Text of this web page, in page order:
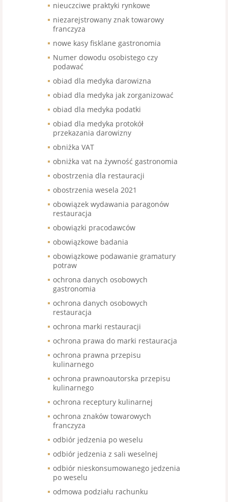
nieuczciwe praktyki rynkowe
niezarejstrowany znak towarowy
franczyza
nowe kasy fisklane gastronomia
Numer dowodu osobistego czy
podawać
obiad dla medyka darowizna
obiad dla medyka jak zorganizować
obiad dla medyka podatki
obiad dla medyka protokół
przekazania darowizny
obniżka VAT
obniżka vat na żywność gastronomia
obostrzenia dla restauracji
obostrzenia wesela 2021
obowiązek wydawania paragonów
restauracja
obowiązki pracodawców
obowiązkowe badania
obowiązkowe podawanie gramatury
potraw
ochrona danych osobowych
gastronomia
ochrona danych osobowych
restauracja
ochrona marki restauracji
ochrona prawa do marki restauracja
ochrona prawna przepisu
kulinarnego
ochrona prawnoautorska przepisu
kulinarnego
ochrona receptury kulinarnej
ochrona znaków towarowych
franczyza
odbiór jedzenia po weselu
odbiór jedzenia z sali weselnej
odbiór nieskonsumowanego jedzenia
po weselu
odmowa podziału rachunku